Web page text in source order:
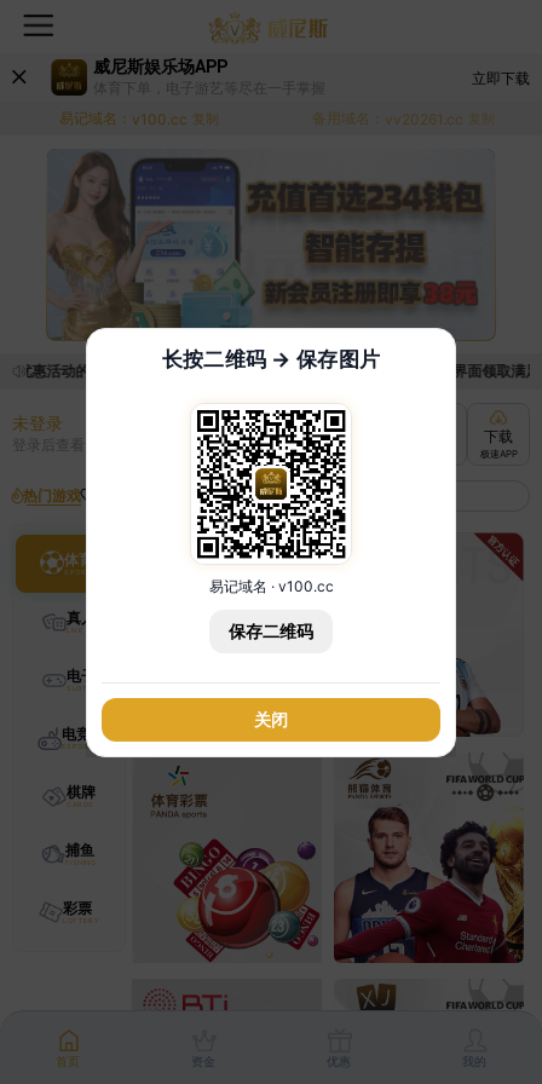
威尼斯娱乐场APP
体育下单，电子游艺等尽在一手掌握
立即下载
易记域名： v100.cc 复制 备用域名： vv20261.cc 复制
优惠活动的手续麻烦，已新增优惠系统，现在可以前往【福利中心】界面领取满
未登录
登录后查看 充值
快速到账
下载
极速APP
热门游戏
体育
真人
电子
电竞
棋牌
捕鱼
彩票
首页 资金 优惠 我的
长按二维码 → 保存图片
易记域名 · v100.cc
保存二维码
关闭